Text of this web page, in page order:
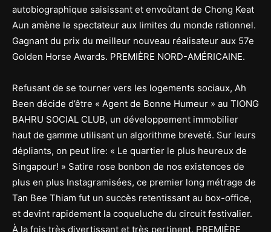
autobiographique saisissant et envoûtant de Chong Keat
Aun amène le spectateur aux limites du monde rationnel.
Gagnant du prix du meilleur nouveau réalisateur aux 57e
Golden Horse Awards. PREMIÈRE NORD-AMÉRICAINE.
Refusant de se tourner vers les logements sociaux, Ah
Been décide d’être « Agent de Bonne Humeur » au TIONG
BAHRU SOCIAL CLUB, un développement immobilier
haut de gamme utilisant un algorithme breveté. Sur leurs
dépliants, on peut lire: « Le quartier le plus heureux de
Singapour! » Satire rose bonbon de nos existences de
plus en plus Instagramisées, ce premier long métrage de
Tan Bee Thiam fut un succès retentissant au box-office,
et devint rapidement la coqueluche du circuit festivalier.
À la fois très divertissant et très pertinent. PREMIÈRE